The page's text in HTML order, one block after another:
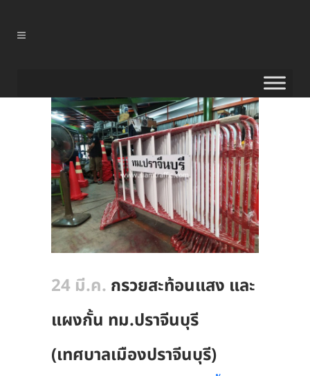
24 มี.ค. กรวยสะท้อนแสง และ
แผงกั้น ทม.ปราจีนบุรี
(เทศบาลเมืองปราจีนบุรี)